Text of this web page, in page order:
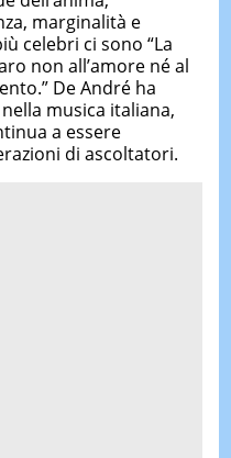
marginalità e
celebri ci sono “La
non all’amore né al
De André ha
musica italiana,
a essere
di ascoltatori.